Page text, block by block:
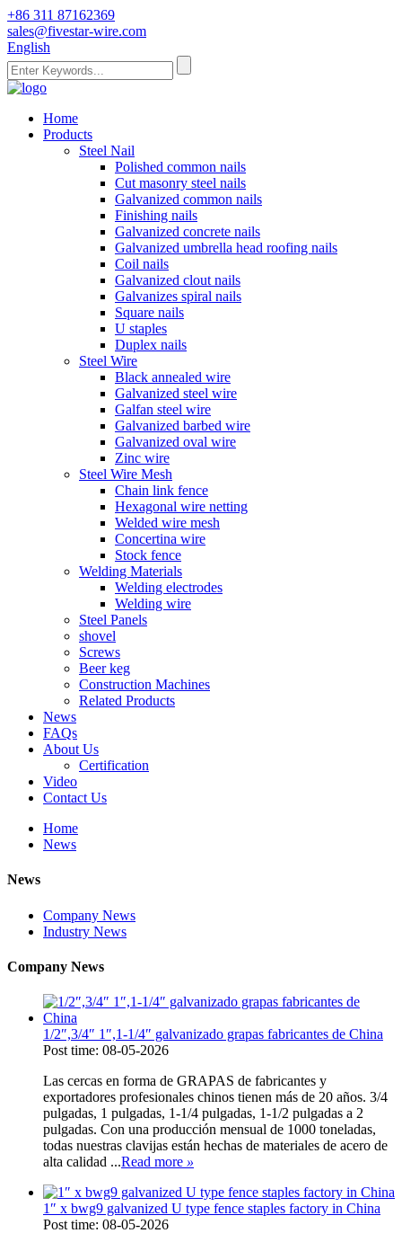
+86 311 87162369
sales@fivestar-wire.com
English
Home
Products
Steel Nail
Polished common nails
Cut masonry steel nails
Galvanized common nails
Finishing nails
Galvanized concrete nails
Galvanized umbrella head roofing nails
Coil nails
Galvanized clout nails
Galvanizes spiral nails
Square nails
U staples
Duplex nails
Steel Wire
Black annealed wire
Galvanized steel wire
Galfan steel wire
Galvanized barbed wire
Galvanized oval wire
Zinc wire
Steel Wire Mesh
Chain link fence
Hexagonal wire netting
Welded wire mesh
Concertina wire
Stock fence
Welding Materials
Welding electrodes
Welding wire
Steel Panels
shovel
Screws
Beer keg
Construction Machines
Related Products
News
FAQs
About Us
Certification
Video
Contact Us
Home
News
News
Company News
Industry News
Company News
1/2″,3/4″ 1″,1-1/4″ galvanizado grapas fabricantes de China
Post time: 08-05-2026
Las cercas en forma de GRAPAS de fabricantes y
exportadores profesionales chinos tienen más de 20 años. 3/4
pulgadas, 1 pulgadas, 1-1/4 pulgadas, 1-1/2 pulgadas a 2
pulgadas. Con una producción mensual de 1000 toneladas,
todas nuestras clavijas están hechas de materiales de acero de
alta calidad ...Read more »
1″ x bwg9 galvanized U type fence staples factory in China
Post time: 08-05-2026